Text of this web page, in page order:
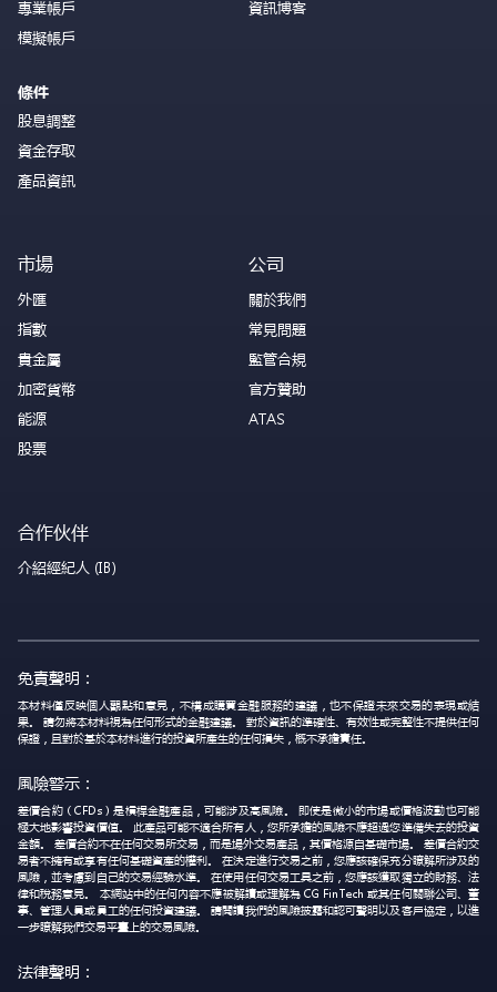
專業帳戶
模擬帳戶
條件
股息調整
資金存取
產品資訊
資訊博客
市場
外匯
指數
貴金屬
加密貨幣
能源
股票
公司
關於我們
常見問題
監管合規
官方贊助
ATAS
合作伙伴
介紹經紀人 (IB)
免責聲明：
本材料僅反映個人觀點和意見，不構成購買金融服務的建議，也不保證未來交易的表現或結
果。 請勿將本材料視為任何形式的金融建議。 對於資訊的準確性、有效性或完整性不提供任何
保證，且對於基於本材料進行的投資所產生的任何損失，概不承擔責任。
風險警示：
差價合約（CFDs）是槓桿金融產品，可能涉及高風險。 即使是微小的市場或價格波動也可能
極大地影響投資價值。 此產品可能不適合所有人，您所承擔的風險不應超過您準備失去的投資
金額。 差價合約不在任何交易所交易，而是場外交易產品，其價格源自基礎市場。 差價合約交
易者不擁有或享有任何基礎資產的權利。 在決定進行交易之前，您應該確保充分瞭解所涉及的
風險，並考慮到自己的交易經驗水準。 在使用任何交易工具之前，您應該獲取獨立的財務、法
律和稅務意見。 本網站中的任何內容不應被解讀或理解為 CG FinTech 或其任何關聯公司、董
事、管理人員或員工的任何投資建議。 請閱讀我們的風險披露和認可聲明以及客戶協定，以進
一步瞭解我們交易平臺上的交易風險。
法律聲明：